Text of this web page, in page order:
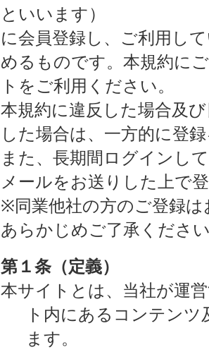
といいます）
に会員登録し、ご利用し
めるものです。本規約に
トをご利用ください。
本規約に違反した場合及
した場合は、一方的に登
また、長期間ログインし
メールをお送りした上で
※同業他社の方のご登録
あらかじめご了承くださ
第１条（定義）
本サイトとは、当社が運
ト内にあるコンテン
ます。